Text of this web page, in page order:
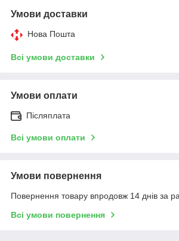
Умови доставки
Нова Пошта
Всі умови доставки
Умови оплати
Післяплата
Всі умови оплати
Умови повернення
Повернення товару впродовж 14 днів за
Всі умови повернення